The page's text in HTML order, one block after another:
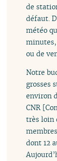
de
défaut.
météo
ou de
Notre
grosses
environ
CNR
très loin
dont 12